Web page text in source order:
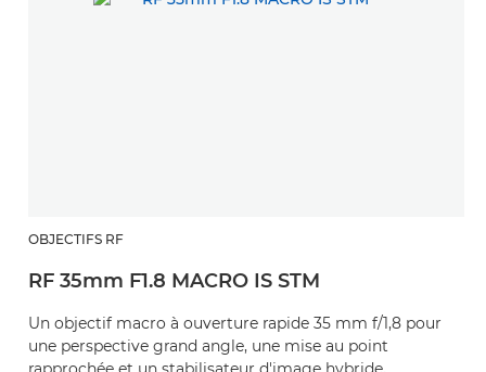
OBJECTIFS RF
RF 35mm F1.8 MACRO IS STM
Un objectif macro à ouverture rapide 35 mm f/1,8 pour
une perspective grand angle, une mise au point